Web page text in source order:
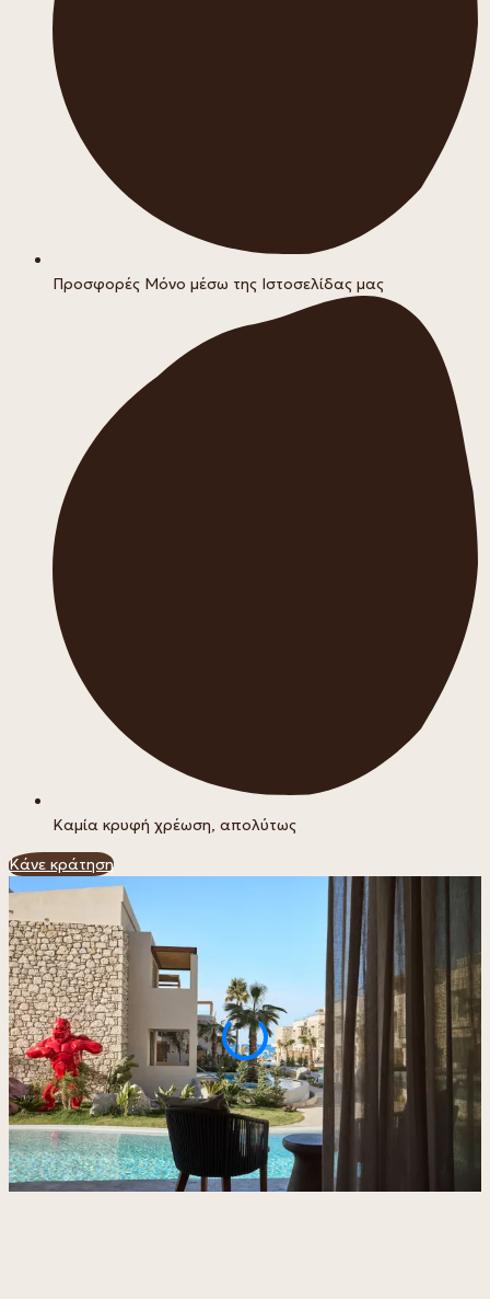
Προσφορές Μόνο μέσω της Ιστοσελίδας μας
Καμία κρυφή χρέωση, απολύτως
Κάνε κράτηση